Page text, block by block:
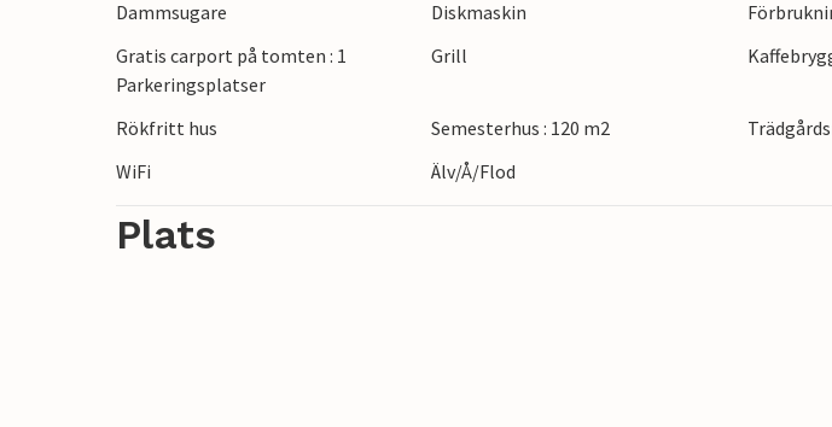
Dammsugare Diskmaskin
Gratis carport på tomten : 1
Parkeringsplatser
Grill
Rökfritt hus Semesterhus : 120 m2
WiFi
Älv/Å/Flod
Plats